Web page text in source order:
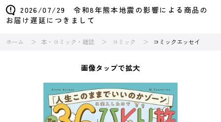
2026/07/29 令和8年熊本地震の影響による商品の
お届け遅延につきまして
ホーム 本・コミック・雑誌 コミック コミックエッセイ
画像タップで拡大